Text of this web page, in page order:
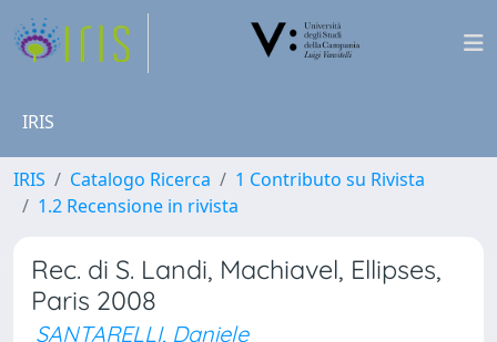
IRIS
IRIS Catalogo Ricerca
1 Contributo su Rivista
1.2 Recensione in rivista
Rec. di S. Landi, Machiavel, Ellipses,
Paris 2008
SANTARELLI, Daniele